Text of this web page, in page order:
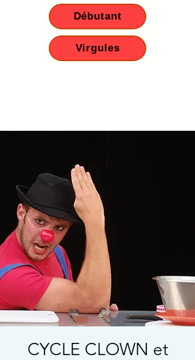
Débutant
Virgules
CYCLE CLOWN et